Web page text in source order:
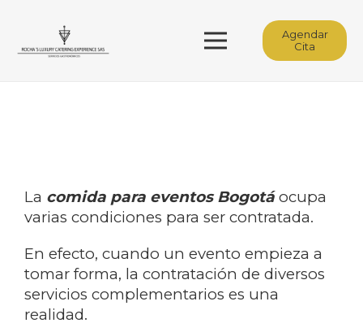
Agendar
Cita
La comida para eventos Bogotáocupa
varias condiciones para ser contratada.
En efecto, cuando un evento empieza a
tomar forma, la contratación de diversos
servicios complementarios es una
realidad.